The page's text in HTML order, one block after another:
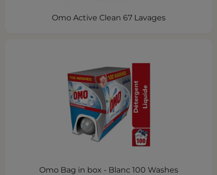
Omo Active Clean 67 Lavages
Omo Bag in box - Blanc 100 Washes